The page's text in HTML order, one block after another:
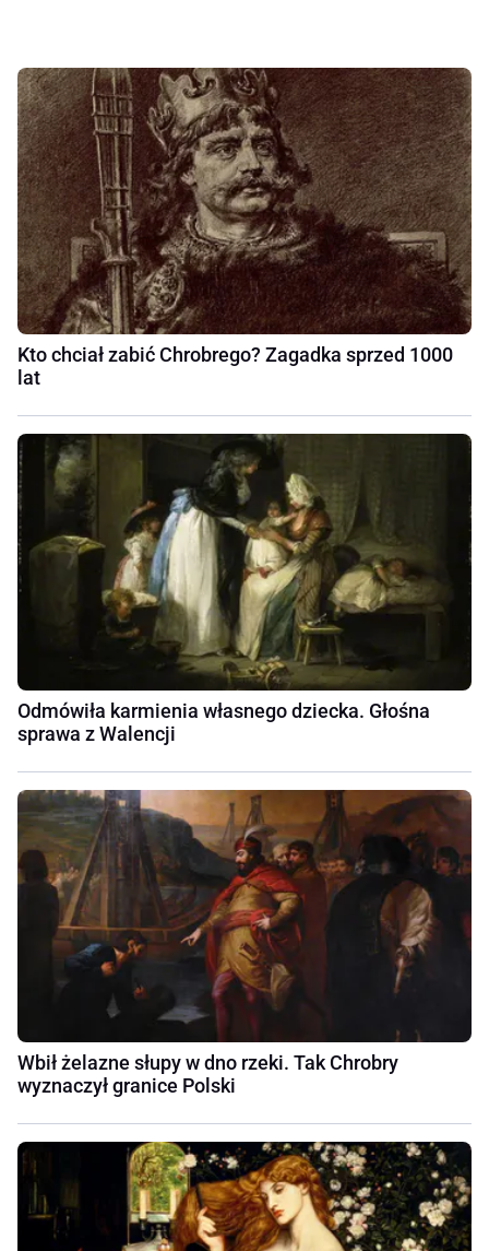
Kto chciał zabić Chrobrego? Zagadka sprzed 1000
lat
Odmówiła karmienia własnego dziecka. Głośna
sprawa z Walencji
Wbił żelazne słupy w dno rzeki. Tak Chrobry
wyznaczył granice Polski